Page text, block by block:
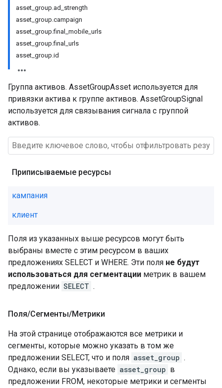
asset_group.ad_strength
asset_group.campaign
asset_group.final_mobile_urls
asset_group.final_urls
asset_group.id
Группа активов. AssetGroupAsset используется для
привязки актива к группе активов. AssetGroupSignal
используется для связывания сигнала с группой
активов.
Приписываемые ресурсы
кампания
клиент
Поля из указанных выше ресурсов могут быть
выбраны вместе с этим ресурсом в ваших
предложениях SELECT и WHERE. Эти поля не будут
использоваться для сегментации метрик в вашем
предложении SELECT .
Поля/Сегменты/Метрики
На этой странице отображаются все метрики и
сегменты, которые можно указать в том же
предложении SELECT, что и поля asset_group .
Однако, если вы указываете asset_group в
предложении FROM, некоторые метрики и сегменты